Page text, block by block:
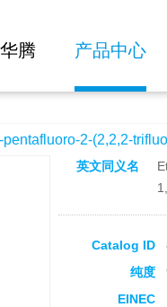
腾 产品中心
trifluoroethoxy)-
2-(2,2,2-
英文同义名
Catalog ID
纯度
EINEC